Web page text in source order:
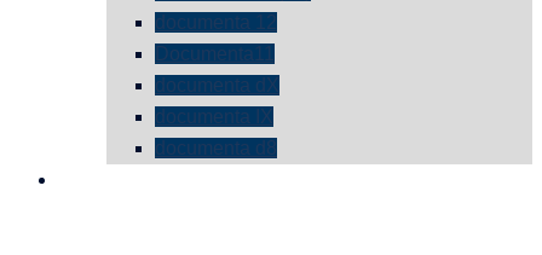
documenta 12
Documenta11
documenta dX
documenta IX
documenta d8